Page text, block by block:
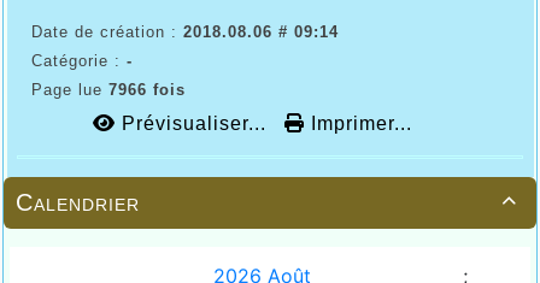

Calendrier
Date de création : 2018.08.06 # 09:14
Catégorie : -
Page lue 7966 fois
Prévisualiser... Imprimer...